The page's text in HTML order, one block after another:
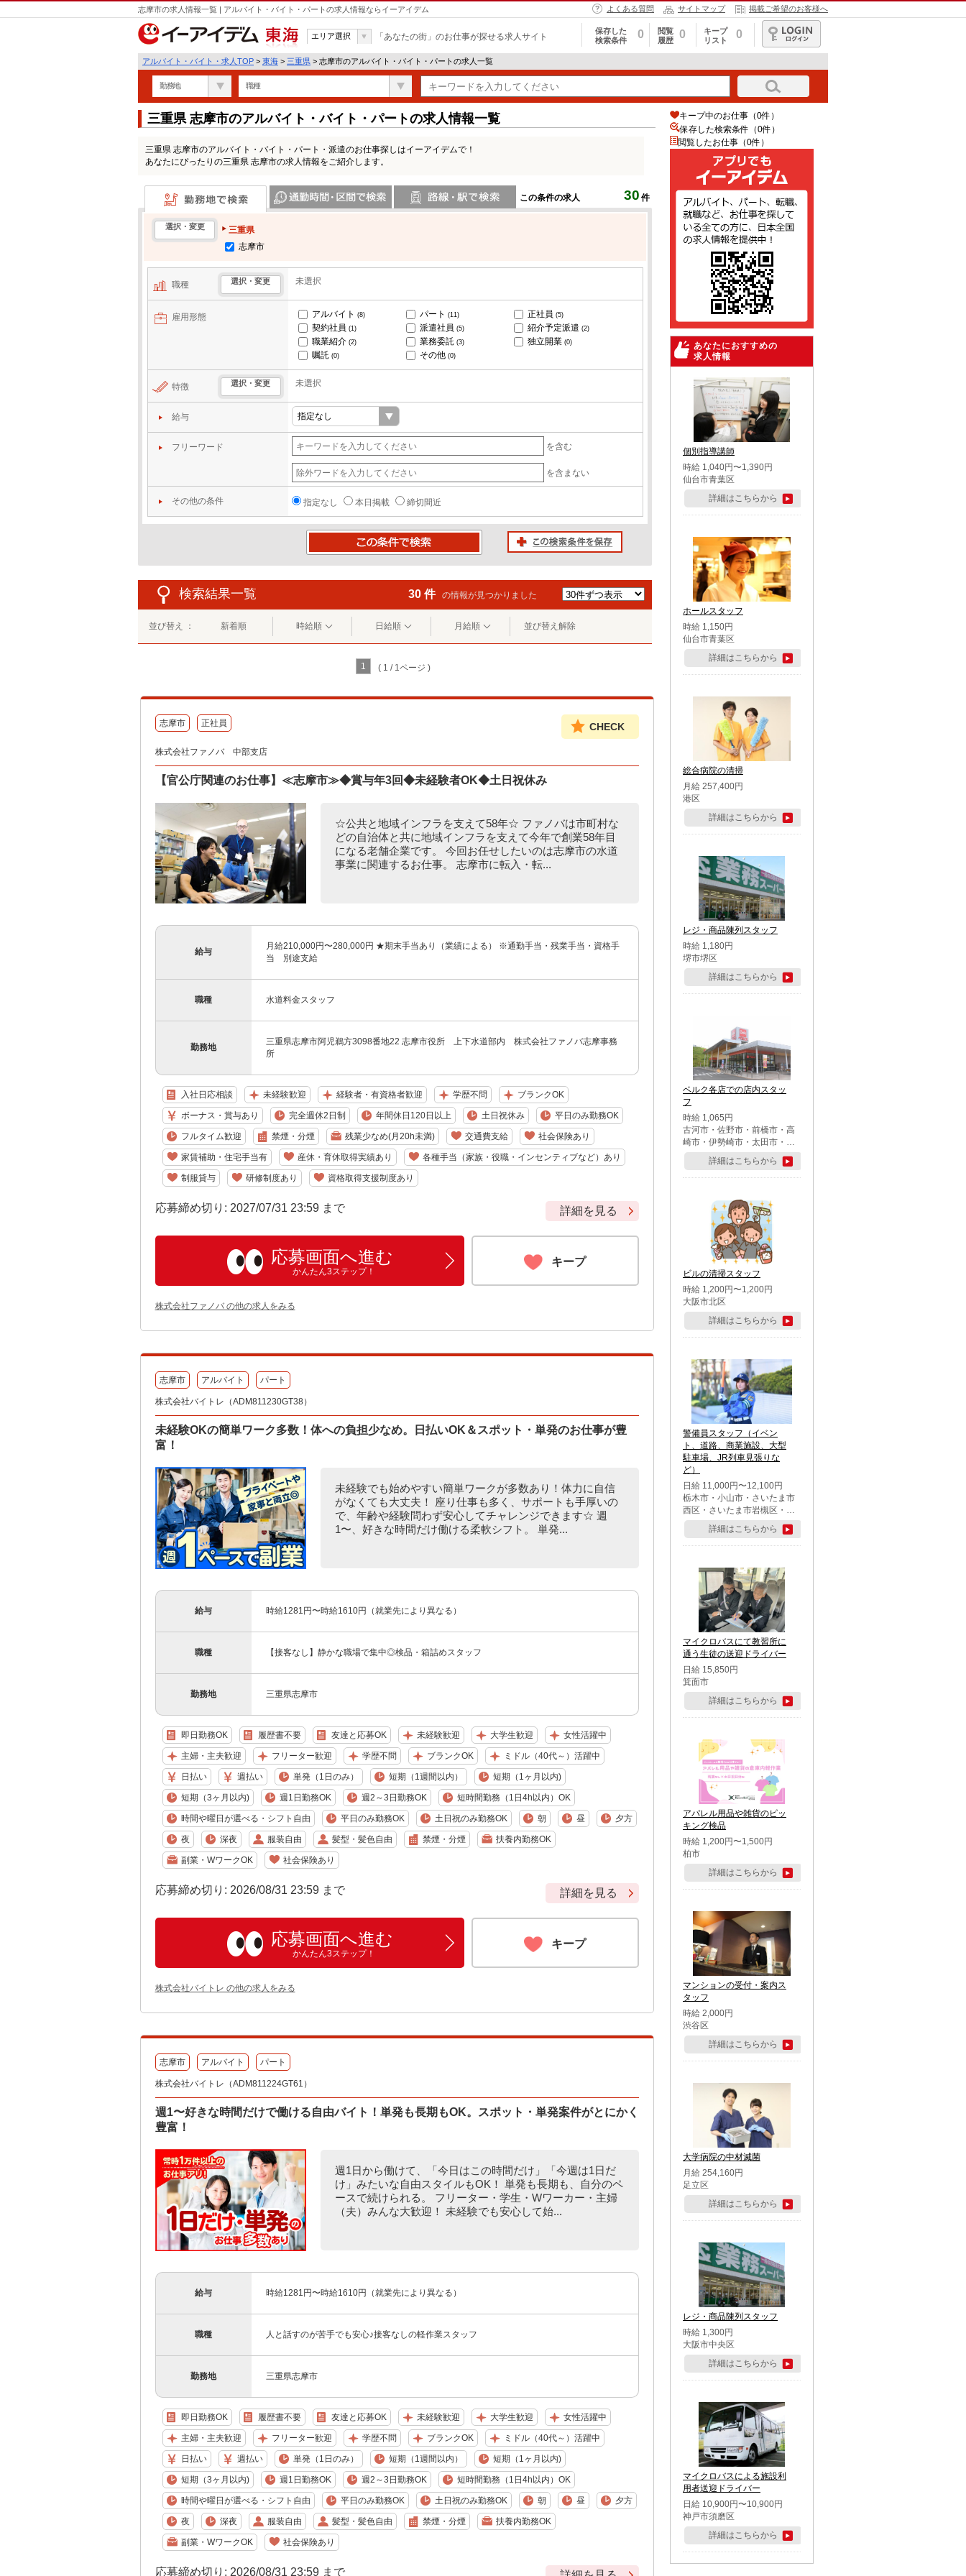
志摩市の求人情報一覧 | アルバイト・バイト・パートの求人情報ならイーアイデム よくある質問 サイトマップ 掲載ご希望のお客様へ
東海
エリア選択 「あなたの街」のお仕事が探せる求人サイト
保存した
検索条件
0
閲覧
履歴
0
キープ
リスト
0
ログイン
アルバイト・バイト・求人TOP > 東海 > 三重県 > 志摩市のアルバイト・バイト・パートの求人一覧
勤務地 職種
三重県 志摩市のアルバイト・バイト・パートの求人情報一覧
三重県 志摩市のアルバイト・バイト・パート・派遣のお仕事探しはイーアイデムで！
あなたにぴったりの三重県 志摩市の求人情報をご紹介します。
この条件の求人 30 件
勤務地で検索
選択・変更
三重県
志摩市
職種 選択・変更 未選択
雇用形態 アルバイト (8) パート (11) 正社員 (5)
契約社員 (1) 派遣社員 (5) 紹介予定派遣 (2)
職業紹介 (2) 業務委託 (3) 独立開業 (0)
嘱託 (0) その他 (0)
特徴 選択・変更 未選択
給与
フリーワード を含む
を含まない
その他の条件 指定なし 本日掲載 締切間近
検索結果一覧 30 件 の情報が見つかりました
並び替え ： 新着順 時給順 日給順 月給順 並び替え解除
1 ( 1 / 1ページ )
志摩市 正社員 CHECK
株式会社ファノバ 中部支店
【官公庁関連のお仕事】≪志摩市≫◆賞与年3回◆未経験者OK◆土日祝休み
☆公共と地域インフラを支えて58年☆ ファノバは市町村な
どの自治体と共に地域インフラを支えて今年で創業58年目
になる老舗企業です。 今回お任せしたいのは志摩市の水道
事業に関連するお仕事。 志摩市に転入・転...
給与
月給210,000円〜280,000円 ★期末手当あり（業績による） ※通勤手当・残業手当・資格手
当 別途支給
職種 水道料金スタッフ
勤務地
三重県志摩市阿児鵜方3098番地22 志摩市役所 上下水道部内 株式会社ファノバ志摩事務
所
入社日応相談 未経験歓迎 経験者・有資格者歓迎 学歴不問 ブランクOK
ボーナス・賞与あり 完全週休2日制 年間休日120日以上 土日祝休み 平日のみ勤務OK
フルタイム歓迎 禁煙・分煙 残業少なめ(月20h未満) 交通費支給 社会保険あり
家賃補助・住宅手当有 産休・育休取得実績あり 各種手当（家族・役職・インセンティブなど）あり
制服貸与 研修制度あり 資格取得支援制度あり
応募締め切り: 2027/07/31 23:59 まで 詳細を見る
応募画面へ進む
かんたん3ステップ！
キープ
株式会社ファノバ の他の求人をみる
志摩市 アルバイト パート
株式会社バイトレ（ADM811230GT38）
未経験OKの簡単ワーク多数！体への負担少なめ。日払いOK＆スポット・単発のお仕事が豊
富！
未経験でも始めやすい簡単ワークが多数あり！体力に自信
がなくても大丈夫！ 座り仕事も多く、サポートも手厚いの
で、年齢や経験問わず安心してチャレンジできます☆ 週
1〜、好きな時間だけ働ける柔軟シフト。 単発...
給与 時給1281円〜時給1610円（就業先により異なる）
職種 【接客なし】静かな職場で集中◎検品・箱詰めスタッフ
勤務地 三重県志摩市
即日勤務OK 履歴書不要 友達と応募OK 未経験歓迎 大学生歓迎 女性活躍中
主婦・主夫歓迎 フリーター歓迎 学歴不問 ブランクOK ミドル（40代～）活躍中
日払い 週払い 単発（1日のみ） 短期（1週間以内） 短期（1ヶ月以内)
短期（3ヶ月以内) 週1日勤務OK 週2～3日勤務OK 短時間勤務（1日4h以内）OK
時間や曜日が選べる・シフト自由 平日のみ勤務OK 土日祝のみ勤務OK 朝 昼 夕方
夜 深夜 服装自由 髪型・髪色自由 禁煙・分煙 扶養内勤務OK
副業・WワークOK 社会保険あり
応募締め切り: 2026/08/31 23:59 まで 詳細を見る
応募画面へ進む
かんたん3ステップ！
キープ
株式会社バイトレ の他の求人をみる
志摩市 アルバイト パート
株式会社バイトレ（ADM811224GT61）
週1〜好きな時間だけで働ける自由バイト！単発も長期もOK。スポット・単発案件がとにかく
豊富！
週1日から働けて、「今日はこの時間だけ」「今週は1日だ
け」みたいな自由スタイルもOK！ 単発も長期も、自分のペ
ースで続けられる。 フリーター・学生・Wワーカー・主婦
（夫）みんな大歓迎！ 未経験でも安心して始...
給与 時給1281円〜時給1610円（就業先により異なる）
職種 人と話すのが苦手でも安心♪接客なしの軽作業スタッフ
勤務地 三重県志摩市
即日勤務OK 履歴書不要 友達と応募OK 未経験歓迎 大学生歓迎 女性活躍中
主婦・主夫歓迎 フリーター歓迎 学歴不問 ブランクOK ミドル（40代～）活躍中
日払い 週払い 単発（1日のみ） 短期（1週間以内） 短期（1ヶ月以内)
短期（3ヶ月以内) 週1日勤務OK 週2～3日勤務OK 短時間勤務（1日4h以内）OK
時間や曜日が選べる・シフト自由 平日のみ勤務OK 土日祝のみ勤務OK 朝 昼 夕方
夜 深夜 服装自由 髪型・髪色自由 禁煙・分煙 扶養内勤務OK
副業・WワークOK 社会保険あり
応募締め切り: 2026/08/31 23:59 まで
キープ中のお仕事（0件）
保存した検索条件（0件）
閲覧したお仕事（0件）
あなたにおすすめの
求人情報
個別指導講師
時給 1,040円〜1,390円
仙台市青葉区
詳細はこちらから
ホールスタッフ
時給 1,150円
仙台市青葉区
詳細はこちらから
総合病院の清掃
月給 257,400円
港区
詳細はこちらから
レジ・商品陳列スタッフ
時給 1,180円
堺市堺区
詳細はこちらから
ベルク各店での店内スタッ
フ
時給 1,065円
古河市・佐野市・前橋市・高
崎市・伊勢崎市・太田市・館
林市・藤岡市・大泉町・さい
たま市北区・川越市・熊谷
市・行田市・秩父市・所沢
市・鶴ケ島市・千葉市中央
区・市川市・松戸市・習志野
市・柏市・流山市・八千代
市・足立区・江戸川区・八王
子市・町田市
詳細はこちらから
ビルの清掃スタッフ
時給 1,200円〜1,200円
大阪市北区
詳細はこちらから
警備員スタッフ（イベン
ト、道路、商業施設、大型
駐車場、JR列車見張りな
ど）
日給 11,000円〜12,100円
栃木市・小山市・さいたま市
西区・さいたま市岩槻区・久
喜市・蓮田市
詳細はこちらから
マイクロバスにて教習所に
通う生徒の送迎ドライバー
日給 15,850円
箕面市
詳細はこちらから
アパレル用品や雑貨のピッ
キング検品
時給 1,200円〜1,500円
柏市
詳細はこちらから
マンションの受付・案内ス
タッフ
時給 2,000円
渋谷区
詳細はこちらから
大学病院の中材滅菌
月給 254,160円
足立区
詳細はこちらから
レジ・商品陳列スタッフ
時給 1,300円
大阪市中央区
詳細はこちらから
マイクロバスによる施設利
用者送迎ドライバー
日給 10,900円〜10,900円
神戸市須磨区
詳細はこちらから